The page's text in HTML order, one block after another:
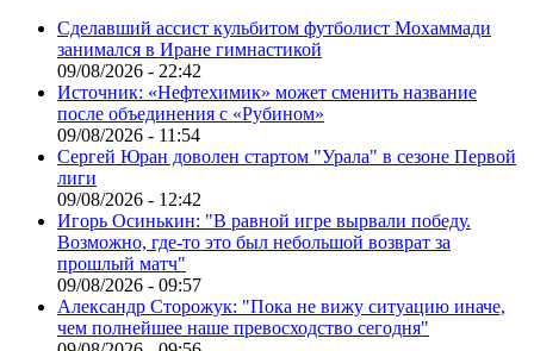
Сделавший ассист кульбитом футболист Мохаммади
занимался в Иране гимнастикой
09/08/2026 - 22:42
Источник: «Нефтехимик» может сменить название
после объединения с «Рубином»
09/08/2026 - 11:54
Сергей Юран доволен стартом "Урала" в сезоне Первой
лиги
09/08/2026 - 12:42
Игорь Осинькин: "В равной игре вырвали победу.
Возможно, где-то это был небольшой возврат за
прошлый матч"
09/08/2026 - 09:57
Александр Сторожук: "Пока не вижу ситуацию иначе,
чем полнейшее наше превосходство сегодня"